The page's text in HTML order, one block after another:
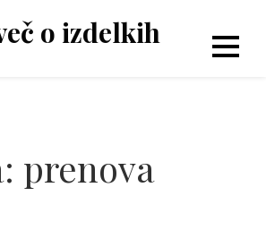
o izdelkih
prenova